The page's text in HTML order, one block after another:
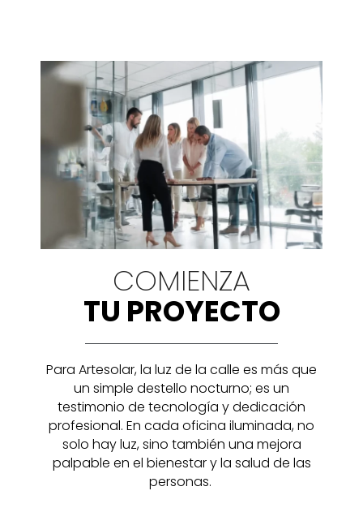
COMIENZA
TU PROYECTO
Para Artesolar, la luz de la calle es más que
un simple destello nocturno; es un
testimonio de tecnología y dedicación
profesional. En cada oficina iluminada, no
solo hay luz, sino también una mejora
palpable en el bienestar y la salud de las
personas.